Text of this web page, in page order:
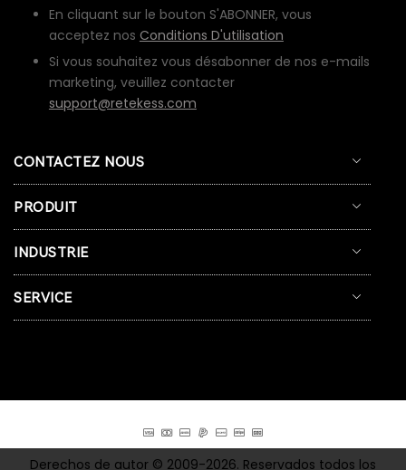
En cliquant sur le bouton S'ABONNER, vous
acceptez nos Conditions D'utilisation
Si vous souhaitez vous désabonner de nos e-mails
marketing, veuillez contacter
support@retekess.com
CONTACTEZ NOUS
PRODUIT
INDUSTRIE
SERVICE
Derechos de autor © 2009-2026. Reservados todos los